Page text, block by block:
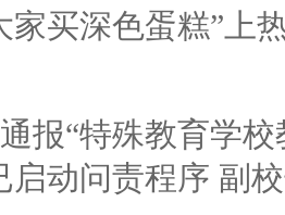
家买深色蛋糕”上
报“特殊教育学
启动问责程序 副